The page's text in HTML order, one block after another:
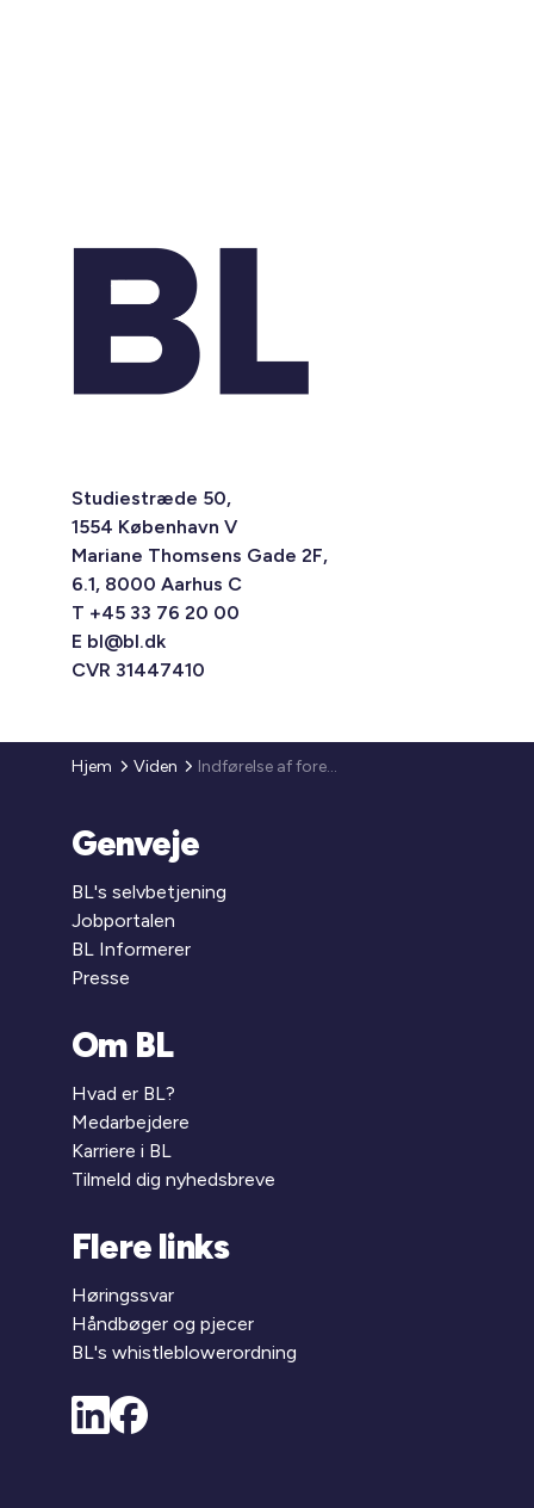
Studiestræde 50,
1554 København V
Mariane Thomsens Gade 2F,
6.1, 8000 Aarhus C
T +45 33 76 20 00
E bl@bl.dk
CVR 31447410
Hjem Viden Indførelse af forebyggelsesområder og justering af eksisterende parallelsamfundslovgivning
Genveje
BL's selvbetjening
Jobportalen
BL Informerer
Presse
Om BL
Hvad er BL?
Medarbejdere
Karriere i BL
Tilmeld dig nyhedsbreve
Flere links
Høringssvar
Håndbøger og pjecer
BL's whistleblowerordning